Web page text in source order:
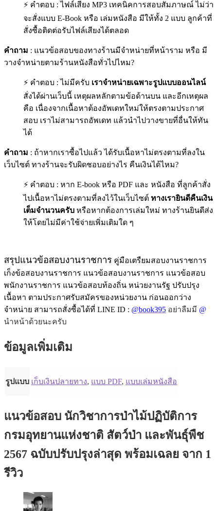
⚡ คำตอบ : ไฟล์เสียง MP3 เทคนิคการสอบสัมภาษณ์ ไม่ว่า
จะสั่งแบบ E-Book หรือ เล่มหนังสือ มีให้ทั้ง 2 แบบ ลูกค้าที่
สั่งซื้อติดต่อรับไฟล์เสียงได้ตลอด
คำถาม : แนวข้อสอบของทางร้านมีจำหน่ายที่หน้าราม หรือ มี
วางจำหน่ายตามร้านหนังสือทั่วไปไหม?
⚡ คำตอบ : ไม่มีครับ เราจำหน่ายเฉพาะรูปแบบออนไลน์
สั่งได้ผ่านเว็บนี้ เหตุผลหลักตามข้อด้านบน และอีกเหตุผล
คือ เนื่องจากเนื้อหาต้องอัพเดทใหม่ให้ตรงตามประกาศ
สอบ เราไม่สามารถอัพเดท แล้วนำไปวางขายที่อื่นให้ทัน
ได้
คำถาม : ถ้าหากเราซื้อไปแล้ว ได้รับเนื้อหาไม่ตรงตามที่ลงใน
เว็บไซต์ ทางร้านจะรับผิดชอบอย่างไร คืนเงินได้ไหม?
⚡ คำตอบ : หาก E-book หรือ PDF และ หนังสือ ที่ลูกค้าสั่ง
ไปเนื้อหาไม่ตรงตามที่ลงไว้ในเว็บไซต์ ทางเรายินดีคืนเงิน
เต็มจำนวนครับ หรือหากต้องการเล่มใหม่ ทางร้านยินดีส่ง
ให้โดยไม่มีค่าใช้จ่ายเพิ่มเติมใด ๆ
สรุปแนวข้อสอบงานราชการ คู่มือเตรืยมสอบงานราชการ
เก็งข้อสอบงานราชการ แนวข้อสอบงานราชการ แนวข้อสอบ
พนักงานราชการ แนวข้อสอบท้องถิ่น หน่วยงานรัฐ ปรับปรุง
เนื้อหา ตามประกาศรับสมัครของหน่วยงาน ก่อนออกว่าง
จำหน่าย สามารถสั่งซื้อได้ที่ LINE ID : @book395 อย่าลืมมี @
นำหน้าด้วยนะครับ
ข้อมูลเพิ่มเติม
รูปแบบ เก็บเงินปลายทาง, แบบ PDF, แบบเล่มหนังสือ
แนวข้อสอบ นักวิชาการป่าไม้ปฏิบัติการ
กรมอุทยานแห่งชาติ สัตว์ป่า และพันธุ์พืช
2567 ฉบับปรับปรุงล่าสุด พร้อมเฉลย จาก 1
รีวิว